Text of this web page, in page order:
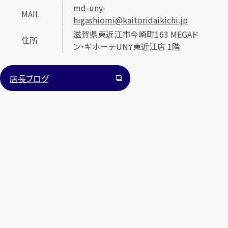
MAIL
md-uny-
higashiomi@kaitoridaikichi.jp
住所
滋賀県東近江市今崎町163 MEGAド
ン・キホーテUNY東近江店 1階
店長ブログ